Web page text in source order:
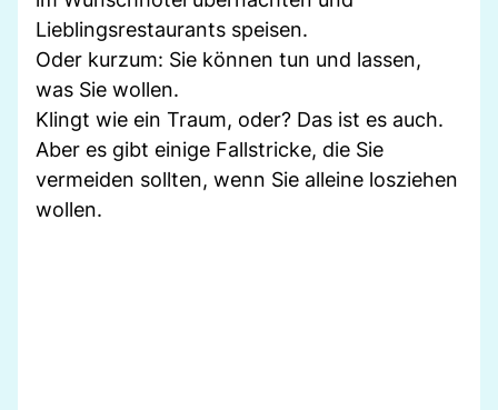
Lieblingsrestaurants speisen.
Oder kurzum: Sie können tun und lassen,
was Sie wollen.
Klingt wie ein Traum, oder? Das ist es auch.
Aber es gibt einige Fallstricke, die Sie
vermeiden sollten, wenn Sie alleine losziehen
wollen.